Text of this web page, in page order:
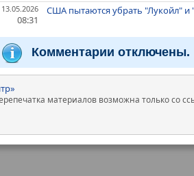
13.05.2026
08:31
США пытаются убрать "Лукойл" и
Комментарии отключены.
материалов возможна только со